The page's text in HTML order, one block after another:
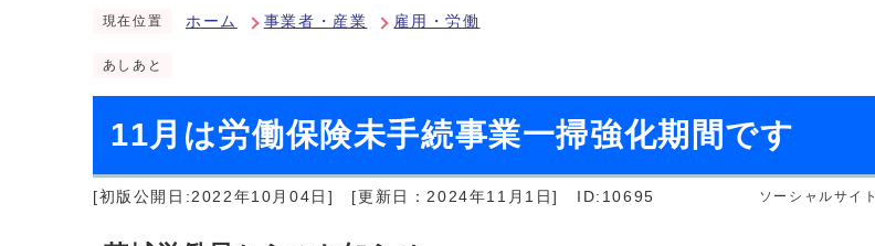
現在位置 ホーム 事業者・産業 雇用・労働
あしあと
11月は労働保険未手続事業一掃強化期間です
[初版公開日:2022年10月04日] [更新日：2024年11月1日] ID:10695 ソーシャルサイ